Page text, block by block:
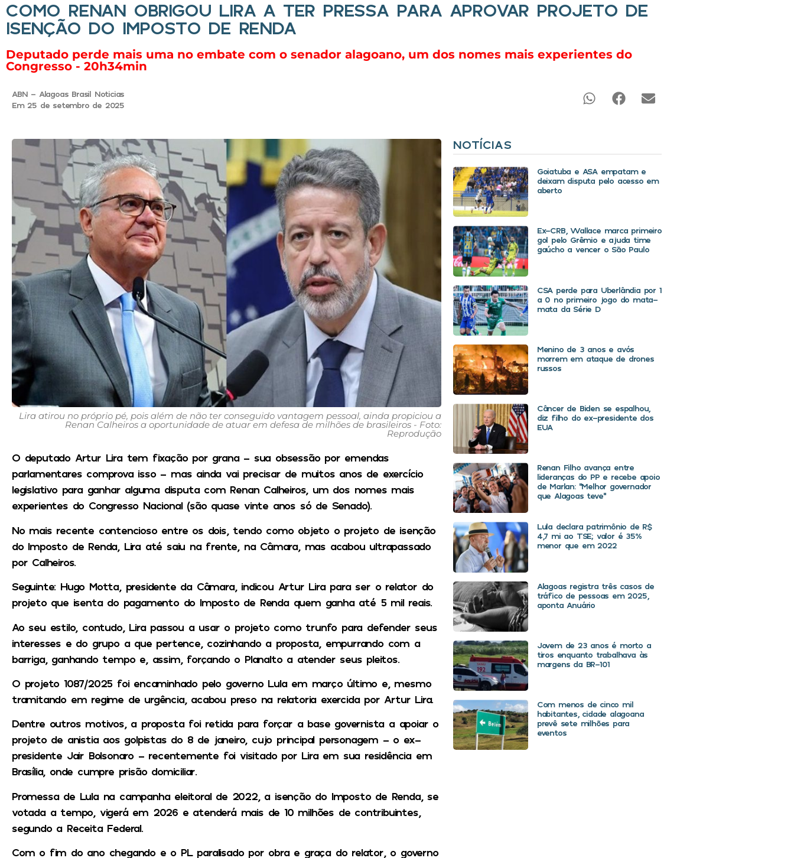
COMO RENAN OBRIGOU LIRA A TER PRESSA PARA APROVAR PROJETO DE
ISENÇÃO DO IMPOSTO DE RENDA
Deputado perde mais uma no embate com o senador alagoano, um dos nomes mais experientes do
Congresso - 20h34min
ABN - Alagoas Brasil Noticias
Em 25 de setembro de 2025
Lira atirou no próprio pé, pois além de não ter conseguido vantagem pessoal, ainda propiciou a
Renan Calheiros a oportunidade de atuar em defesa de milhões de brasileiros - Foto:
Reprodução
O deputado Artur Lira tem fixação por grana – sua obsessão por emendas
parlamentares comprova isso – mas ainda vai precisar de muitos anos de exercício
legislativo para ganhar alguma disputa com Renan Calheiros, um dos nomes mais
experientes do Congresso Nacional (são quase vinte anos só de Senado).
No mais recente contencioso entre os dois, tendo como objeto o projeto de isenção
do Imposto de Renda, Lira até saiu na frente, na Câmara, mas acabou ultrapassado
por Calheiros.
Seguinte: Hugo Motta, presidente da Câmara, indicou Artur Lira para ser o relator do
projeto que isenta do pagamento do Imposto de Renda quem ganha até 5 mil reais.
Ao seu estilo, contudo, Lira passou a usar o projeto como trunfo para defender seus
interesses e do grupo a que pertence, cozinhando a proposta, empurrando com a
barriga, ganhando tempo e, assim, forçando o Planalto a atender seus pleitos.
O projeto 1087/2025 foi encaminhado pelo governo Lula em março último e, mesmo
tramitando em regime de urgência, acabou preso na relatoria exercida por Artur Lira.
Dentre outros motivos, a proposta foi retida para forçar a base governista a apoiar o
projeto de anistia aos golpistas do 8 de janeiro, cujo principal personagem – o ex-
presidente Jair Bolsonaro – recentemente foi visitado por Lira em sua residência em
Brasília, onde cumpre prisão domiciliar.
Promessa de Lula na campanha eleitoral de 2022, a isenção do Imposto de Renda, se
votada a tempo, vigerá em 2026 e atenderá mais de 10 milhões de contribuintes,
segundo a Receita Federal.
Com o fim do ano chegando e o PL paralisado por obra e graça do relator, o governo
NOTÍCIAS
Goiatuba e ASA empatam e
deixam disputa pelo acesso em
aberto
Ex-CRB, Wallace marca primeiro
gol pelo Grêmio e ajuda time
gaúcho a vencer o São Paulo
CSA perde para Uberlândia por 1
a 0 no primeiro jogo do mata-
mata da Série D
Menino de 3 anos e avós
morrem em ataque de drones
russos
Câncer de Biden se espalhou,
diz filho do ex-presidente dos
EUA
Renan Filho avança entre
lideranças do PP e recebe apoio
de Marlan: “Melhor governador
que Alagoas teve”
Lula declara patrimônio de R$
4,7 mi ao TSE; valor é 35%
menor que em 2022
Alagoas registra três casos de
tráfico de pessoas em 2025,
aponta Anuário
Jovem de 23 anos é morto a
tiros enquanto trabalhava às
margens da BR-101
Com menos de cinco mil
habitantes, cidade alagoana
prevê sete milhões para
eventos